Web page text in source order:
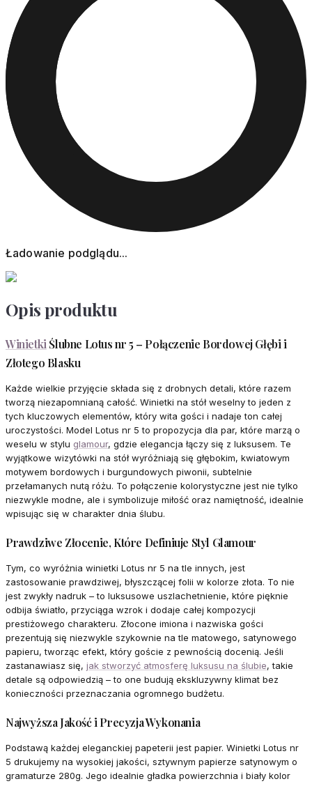
Ładowanie podglądu...
Opis produktu
WinietkiŚlubne Lotus nr 5 – Połączenie Bordowej Głębi i
Złotego Blasku
Każde wielkie przyjęcie składa się z drobnych detali, które razem
tworzą niezapomnianą całość. Winietki na stół weselny to jeden z
tych kluczowych elementów, który wita gości i nadaje ton całej
uroczystości. Model Lotus nr 5 to propozycja dla par, które marzą o
weselu w stylu glamour, gdzie elegancja łączy się z luksusem. Te
wyjątkowe wizytówki na stół wyróżniają się głębokim, kwiatowym
motywem bordowych i burgundowych piwonii, subtelnie
przełamanych nutą różu. To połączenie kolorystyczne jest nie tylko
niezwykle modne, ale i symbolizuje miłość oraz namiętność, idealnie
wpisując się w charakter dnia ślubu.
Prawdziwe Złocenie, Które Definiuje Styl Glamour
Tym, co wyróżnia winietki Lotus nr 5 na tle innych, jest
zastosowanie prawdziwej, błyszczącej folii w kolorze złota. To nie
jest zwykły nadruk – to luksusowe uszlachetnienie, które pięknie
odbija światło, przyciąga wzrok i dodaje całej kompozycji
prestiżowego charakteru. Złocone imiona i nazwiska gości
prezentują się niezwykle szykownie na tle matowego, satynowego
papieru, tworząc efekt, który goście z pewnością docenią. Jeśli
zastanawiasz się, jak stworzyć atmosferę luksusu na ślubie, takie
detale są odpowiedzią – to one budują ekskluzywny klimat bez
konieczności przeznaczania ogromnego budżetu.
Najwyższa Jakość i Precyzja Wykonania
Podstawą każdej eleganckiej papeterii jest papier. Winietki Lotus nr
5 drukujemy na wysokiej jakości, sztywnym papierze satynowym o
gramaturze 280g. Jego idealnie gładka powierzchnia i biały kolor